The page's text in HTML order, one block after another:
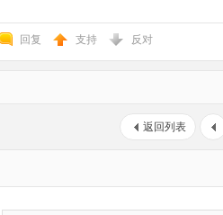
回复 支持 反对
返回列表